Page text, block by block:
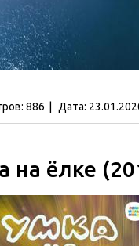
886 Дата:
на ёлке